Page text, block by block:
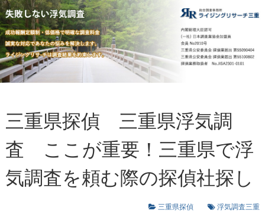
三重県探偵 三重県浮気調
査 ここが重要！三重県で浮
気調査を頼む際の探偵社探し
三重県探偵 浮気調査三重